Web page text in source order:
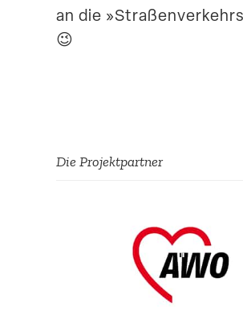
an die
😉
Die Projekt­partner